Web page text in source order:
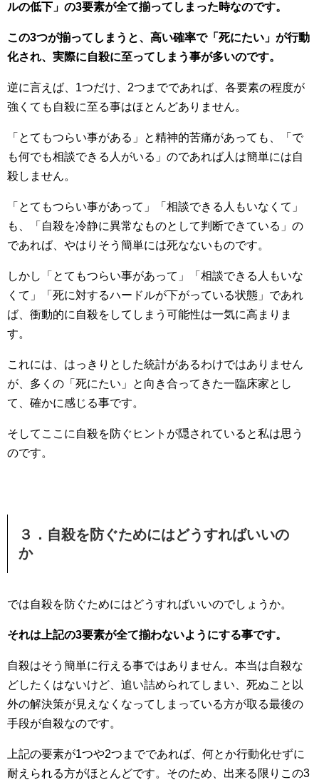
ルの低下」の3要素が全て揃ってしまった時なのです。
この3つが揃ってしまうと、高い確率で「死にたい」が行動
化され、実際に自殺に至ってしまう事が多いのです。
逆に言えば、1つだけ、2つまでであれば、各要素の程度が
強くても自殺に至る事はほとんどありません。
「とてもつらい事がある」と精神的苦痛があっても、「で
も何でも相談できる人がいる」のであれば人は簡単には自
殺しません。
「とてもつらい事があって」「相談できる人もいなくて」
も、「自殺を冷静に異常なものとして判断できている」の
であれば、やはりそう簡単には死なないものです。
しかし「とてもつらい事があって」「相談できる人もいな
くて」「死に対するハードルが下がっている状態」であれ
ば、衝動的に自殺をしてしまう可能性は一気に高まりま
す。
これには、はっきりとした統計があるわけではありません
が、多くの「死にたい」と向き合ってきた一臨床家とし
て、確かに感じる事です。
そしてここに自殺を防ぐヒントが隠されていると私は思う
のです。
３．自殺を防ぐためにはどうすればいいの
か
では自殺を防ぐためにはどうすればいいのでしょうか。
それは上記の3要素が全て揃わないようにする事です。
自殺はそう簡単に行える事ではありません。本当は自殺な
どしたくはないけど、追い詰められてしまい、死ぬこと以
外の解決策が見えなくなってしまっている方が取る最後の
手段が自殺なのです。
上記の要素が1つや2つまでであれば、何とか行動化せずに
耐えられる方がほとんどです。そのため、出来る限りこの3